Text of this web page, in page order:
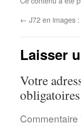
← J72 en images
Laisser
Votre
Commentaire